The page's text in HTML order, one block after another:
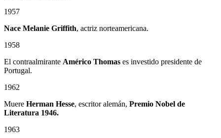
1957
Nace Melanie Griffith, actriz norteamericana.
1958
El contraalmirante Américo Thomas es investido presidente de
Portugal.
1962
Muere Herman Hesse, escritor alemán, Premio Nobel de
Literatura 1946.
1963